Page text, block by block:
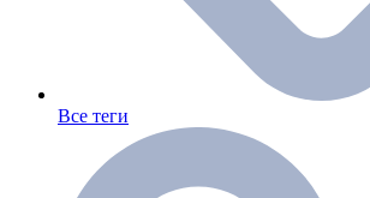
Все теги